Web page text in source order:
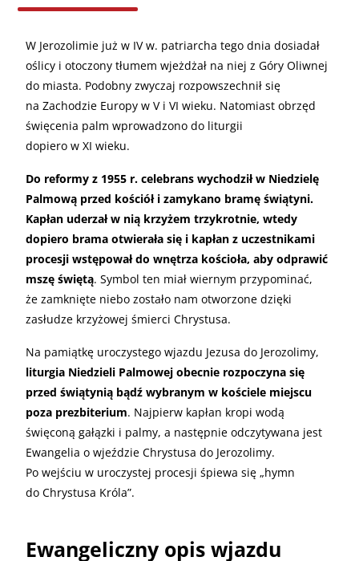
W Jerozolimie już w IV w. patriarcha tego dnia dosiadał
oślicy i otoczony tłumem wjeżdżał na niej z Góry Oliwnej
do miasta. Podobny zwyczaj rozpowszechnił się
na Zachodzie Europy w V i VI wieku. Natomiast obrzęd
święcenia palm wprowadzono do liturgii
dopiero w XI wieku.
Do reformy z 1955 r. celebrans wychodził w Niedzielę
Palmową przed kościół i zamykano bramę świątyni.
Kapłan uderzał w nią krzyżem trzykrotnie, wtedy
dopiero brama otwierała się i kapłan z uczestnikami
procesji wstępował do wnętrza kościoła, aby odprawić
mszę świętą. Symbol ten miał wiernym przypominać,
że zamknięte niebo zostało nam otworzone dzięki
zasłudze krzyżowej śmierci Chrystusa.
Na pamiątkę uroczystego wjazdu Jezusa do Jerozolimy,
liturgia Niedzieli Palmowej obecnie rozpoczyna się
przed świątynią bądź wybranym w kościele miejscu
poza prezbiterium. Najpierw kapłan kropi wodą
święconą gałązki i palmy, a następnie odczytywana jest
Ewangelia o wjeździe Chrystusa do Jerozolimy.
Po wejściu w uroczystej procesji śpiewa się „hymn
do Chrystusa Króla”.
Ewangeliczny opis wjazdu